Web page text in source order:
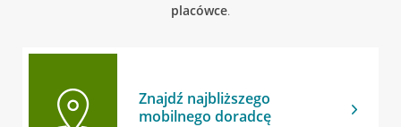
placówce.
Znajdź najbliższego
mobilnego doradcę